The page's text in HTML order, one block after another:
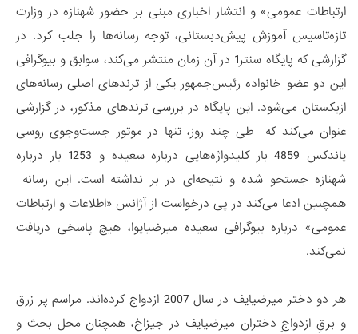
ارتباطات عمومی» و انتشار اخباری مبنی بر حضور شهنازه در وزارت
تازه‌تاسیس آموزش پیش‌دبستانی، توجه رسانه‌ها را جلب کرد. در
گزارشی که پایگاه سنتر1 در آن زمان منتشر می‌کند، سوابق و بیوگرافی
این دو عضو خانواده رئیس‌جمهور یکی از ترندهای اصلی رسانه‌های
ازبکستان می‌شود. این پایگاه در بررسی ترندهای مذکور، در گزارشی
عنوان می‌کند که طی چند روز، تنها در موتور جست‌و‌جوی روسی
یاندکس 4859 بار کلیدواژه‌هایی درباره سعیده و 1253 بار درباره
شهنازه جستجو شده و نتیجه‌ای در بر نداشته است. این رسانه
همچنین ادعا می‌کند در پی درخواست از آژانس «اطلاعات و ارتباطات
عمومی» درباره بیوگرافی سعیده میرضیایوا، هیچ پاسخی دریافت
نمی‌کند.
هر دو دختر میرضیایف در سال 2007 ازدواج کرده‌اند. مراسم پر زرق
و برقِ ازدواجِ دختران میرضیایف در جیزاخ، همچنان محل بحث و